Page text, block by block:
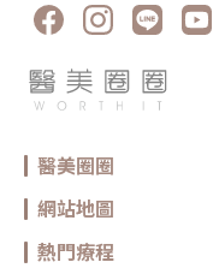
醫美圈圈
網站地圖
熱門療程